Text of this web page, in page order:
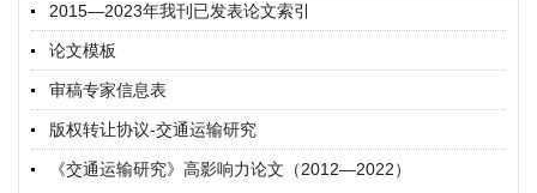
基于TimeXer模型的高速公路服务区充电负荷预测
孙偲赫, 宋国华, 朱子俊, 范鹏飞, 石莹
2026, 12(3): 151-162.
9931.2026.03.012
摘要 (26) HTML(25)
多层能源供给网络下高速公路系统韧性提升方法
2015—2023年我刊已发表论文索引
论文模板
审稿专家信息表
版权转让协议-交通运输研究
《交通运输研究》高影响力论文（2012—2022）